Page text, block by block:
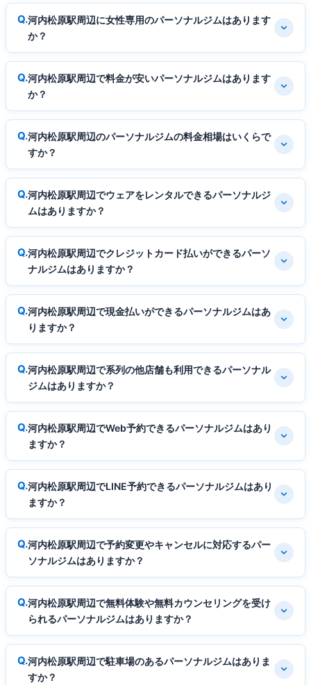
河内松原駅周辺に女性専用のパーソナルジムはあります
か？
河内松原駅周辺で料金が安いパーソナルジムはあります
か？
河内松原駅周辺のパーソナルジムの料金相場はいくらで
すか？
河内松原駅周辺でウェアをレンタルできるパーソナルジ
ムはありますか？
河内松原駅周辺でクレジットカード払いができるパーソ
ナルジムはありますか？
河内松原駅周辺で現金払いができるパーソナルジムはあ
りますか？
河内松原駅周辺で系列の他店舗も利用できるパーソナル
ジムはありますか？
河内松原駅周辺でWeb予約できるパーソナルジムはあり
ますか？
河内松原駅周辺でLINE予約できるパーソナルジムはあり
ますか？
河内松原駅周辺で予約変更やキャンセルに対応するパー
ソナルジムはありますか？
河内松原駅周辺で無料体験や無料カウンセリングを受け
られるパーソナルジムはありますか？
河内松原駅周辺で駐車場のあるパーソナルジムはありま
すか？